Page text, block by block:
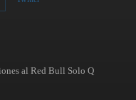
al Red Bull Solo Q